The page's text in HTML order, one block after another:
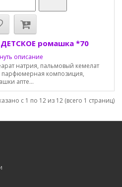
ДЕТСКОЕ ромашка *70
описание
натрия, пальмовый кемелат
парфюмерная композиция,
апте...
с 1 по 12 из 12 (всего 1 страниц)